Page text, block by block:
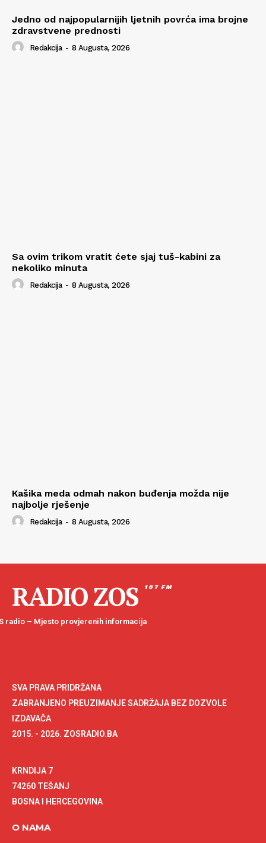
Jedno od najpopularnijih ljetnih povrća ima brojne
zdravstvene prednosti
Redakcija - 8 Augusta, 2026
Sa ovim trikom vratit ćete sjaj tuš-kabini za
nekoliko minuta
Redakcija - 8 Augusta, 2026
Kašika meda odmah nakon buđenja možda nije
najbolje rješenje
Redakcija - 8 Augusta, 2026
RADIO ZOS 107 FM
radio – Mjesto provjerenih informacija
SVA PRAVA PRIDRŽANA
ZABRANJENO PREUZIMANJE SADRŽAJA BEZ DOZVOLE
IZDAVAČA
2015. - 2026. ZOSRADIO.BA
KRNDIJA 7
74260 TEŠANJ
BOSNA I HERCEGOVINA
O NAMA